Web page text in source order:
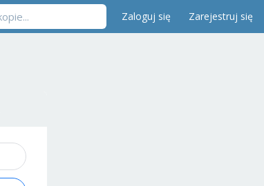
Zaloguj się Zarejestruj się